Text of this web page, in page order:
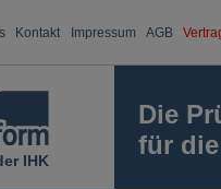
Kontakt Impressum AGB
IHK
Die
für